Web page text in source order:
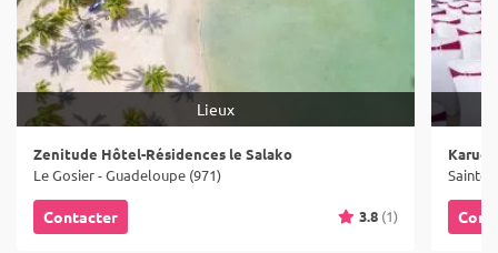
Lieux
Zenitude Hôtel-Résidences le Salako
Le Gosier - Guadeloupe (971)
Contacter 3.8 (1)
Sainte-